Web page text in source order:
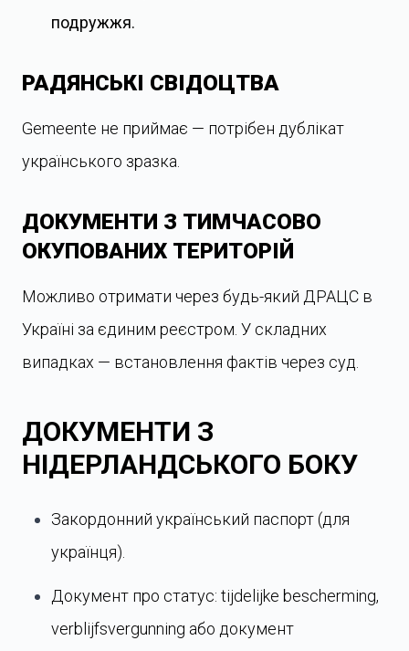
подружжя.
РАДЯНСЬКІ СВІДОЦТВА
Gemeente не приймає — потрібен дублікат
українського зразка.
ДОКУМЕНТИ З ТИМЧАСОВО
ОКУПОВАНИХ ТЕРИТОРІЙ
Можливо отримати через будь-який ДРАЦС в
Україні за єдиним реєстром. У складних
випадках — встановлення фактів через суд.
ДОКУМЕНТИ З
НІДЕРЛАНДСЬКОГО БОКУ
Закордонний український паспорт (для
українця).
Документ про статус: tijdelijke bescherming,
verblijfsvergunning або документ